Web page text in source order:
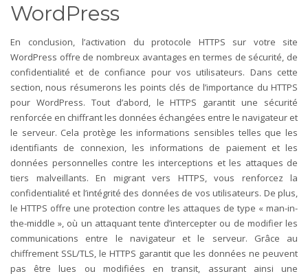
WordPress
En conclusion, l’activation du protocole HTTPS sur votre site
WordPress offre de nombreux avantages en termes de sécurité, de
confidentialité et de confiance pour vos utilisateurs. Dans cette
section, nous résumerons les points clés de l’importance du HTTPS
pour WordPress. Tout d’abord, le HTTPS garantit une sécurité
renforcée en chiffrant les données échangées entre le navigateur et
le serveur. Cela protège les informations sensibles telles que les
identifiants de connexion, les informations de paiement et les
données personnelles contre les interceptions et les attaques de
tiers malveillants. En migrant vers HTTPS, vous renforcez la
confidentialité et l’intégrité des données de vos utilisateurs. De plus,
le HTTPS offre une protection contre les attaques de type « man-in-
the-middle », où un attaquant tente d’intercepter ou de modifier les
communications entre le navigateur et le serveur. Grâce au
chiffrement SSL/TLS, le HTTPS garantit que les données ne peuvent
pas être lues ou modifiées en transit, assurant ainsi une